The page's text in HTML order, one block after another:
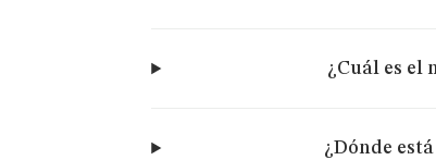
¿Cuál es el
¿Dónde